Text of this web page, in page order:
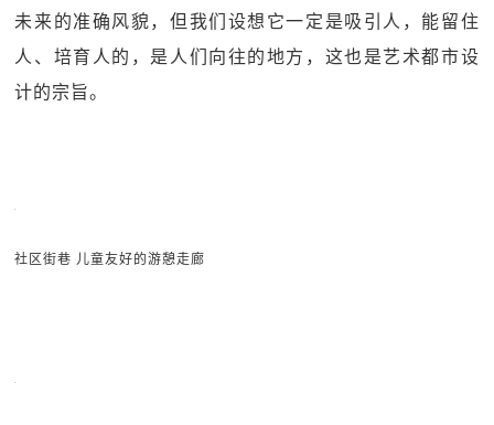
未来的准确风貌，但我们设想它一定是吸引人，能留住
人、培育人的，是人们向往的地方，这也是艺术都市设
计的宗旨。
社区街巷 儿童友好的游憩走廊